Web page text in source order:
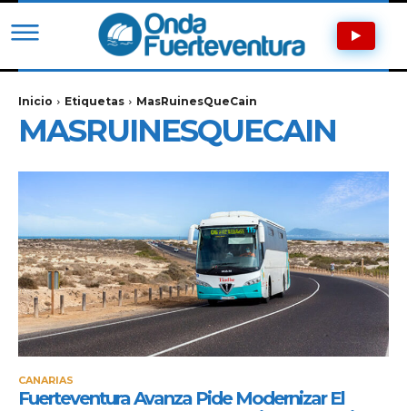
Inicio Etiquetas MasRuinesQueCain
MASRUINESQUECAIN
CANARIAS
Fuerteventura Avanza Pide Modernizar El